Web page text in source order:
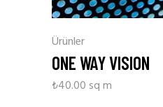
Ürünler
ONE WAY VISION
₺40.00 sq m